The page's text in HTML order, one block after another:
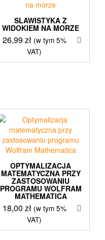
SLAWISTYKA Z
WIDOKIEM NA MORZE
26,99zł (w tym 5%
VAT)
OPTYMALIZACJA
MATEMATYCZNA PRZY
ZASTOSOWANIU
PROGRAMU WOLFRAM
MATHEMATICA
18,00 zł (w tym 5%
VAT)